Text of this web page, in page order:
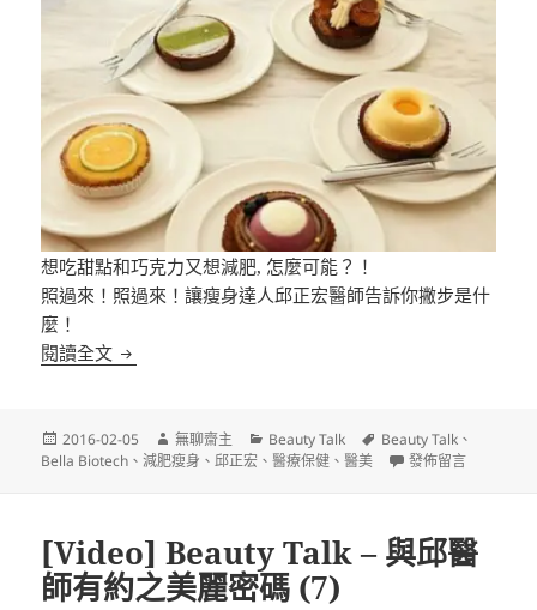
想吃甜點和巧克力又想減肥, 怎麼可能？！
照過來！照過來！讓瘦身達人邱正宏醫師告訴你撇步是什
麼！
閱讀全文 [Video] Beauty Talk – 與邱醫師有約之瘦身 Easy
發
佈
2016-02-05
作
者
無聊齋主
分
類
Beauty Talk
標
籤
Beauty Talk 、
Bella Biotech 、減肥瘦身 、邱正宏 、醫療保健 、醫美 在〈[Video] Beauty
發佈留言
[Video] Beauty Talk – 與邱醫
師有約之美麗密碼 (7)